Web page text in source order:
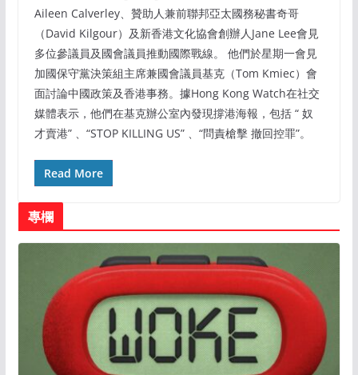
Aileen Calverley、贊助人兼前聯邦亞太國務秘書奇哥
（David Kilgour）及新香港文化協會創辦人Jane Lee會見
多位參議員及國會議員推動國際戰線。 他們於星期一會見
加國保守黨決策組主席兼國會議員基克（Tom Kmiec）會
面討論中國政策及香港事務。據Hong Kong Watch在社交
媒體表示，他們在基克辦公室內發現撐港海報，包括 “ 奴
才賣港” 、“STOP KILLING US” 、“問責槍擊 撤回控罪”。
Read More
專欄